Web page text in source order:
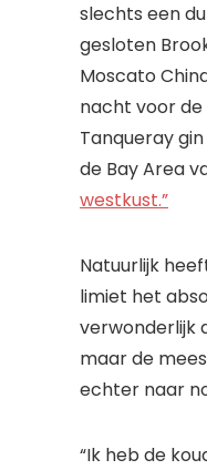
slechts een
gesloten
Moscato
nacht voor de
Tanqueray
de Bay Area
westkust.”
Natuurlijk
limiet het
verwonderlijk
maar de
echter naar
“Ik heb de